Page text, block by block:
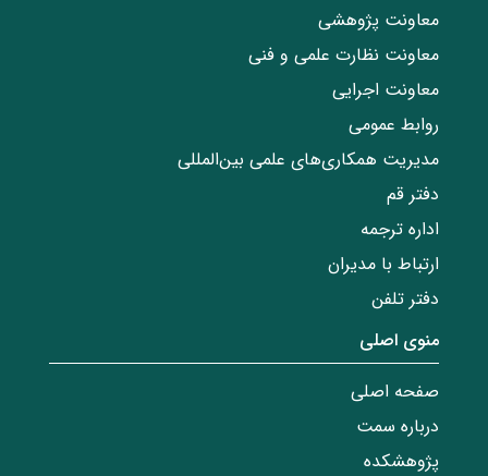
معاونت پژوهشی
معاونت نظارت علمی و فنی
معاونت اجرایی
روابط عمومی
مدیریت همکاری‌های علمی بین‌المللی
دفتر قم
اداره ترجمه
ارتباط با مدیران
دفتر تلفن
منوی اصلی
صفحه اصلی
درباره سمت
پژوهشکده